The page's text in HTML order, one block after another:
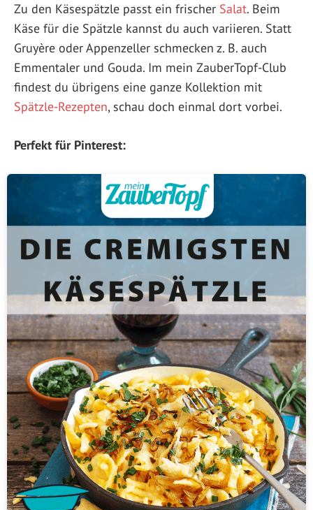
Zu den Käsespätzle passt ein frischer Salat. Beim
Käse für die Spätzle kannst du auch variieren. Statt
Gruyère oder Appenzeller schmecken z. B. auch
Emmentaler und Gouda. Im mein ZauberTopf-Club
findest du übrigens eine ganze Kollektion mit
Spätzle-Rezepten, schau doch einmal dort vorbei.
Perfekt für Pinterest: